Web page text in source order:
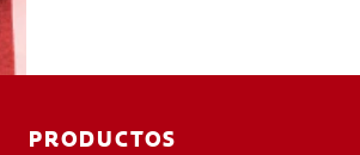
PRODUCTOS